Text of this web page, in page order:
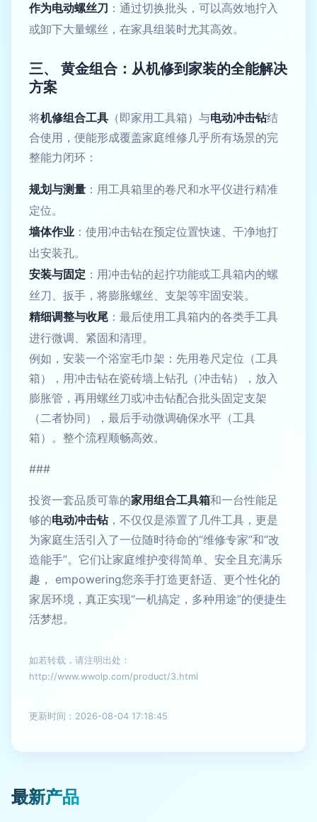
作为电动螺丝刀 ：通过切换批头，可以高效地拧入
或卸下大量螺丝，在家具组装时尤其高效。
三、 黄金组合：从机修到家装的全能解决
方案
将机修组合工具 （即家用工具箱）与电动冲击钻结
合使用，便能形成覆盖家庭维修几乎所有场景的完
整能力闭环：
规划与测量 ：用工具箱里的卷尺和水平仪进行精准
定位。
墙体作业 ：使用冲击钻在预定位置快速、干净地打
出安装孔。
安装与固定 ：用冲击钻的起拧功能或工具箱内的螺
丝刀、扳手，将膨胀螺丝、支架等牢固安装。
精细调整与收尾 ：最后使用工具箱内的各类手工具
进行微调、紧固和清理。
例如，安装一个浴室毛巾架：先用卷尺定位（工具
箱），用冲击钻在瓷砖墙上钻孔（冲击钻），放入
膨胀管，再用螺丝刀或冲击钻配合批头固定支架
（二者协同），最后手动微调确保水平（工具
箱）。整个流程顺畅高效。
###
投资一套品质可靠的家用组合工具箱和一台性能足
够的电动冲击钻，不仅仅是添置了几件工具，更是
为家庭生活引入了一位随时待命的“维修专家”和“改
造能手”。它们让家庭维护变得简单、安全且充满乐
趣， empowering您亲手打造更舒适、更个性化的
家居环境，真正实现“一机搞定，多种用途”的便捷生
活梦想。
如若转载，请注明出处：
http://www.wwolp.com/product/3.html
更新时间：2026-08-04 17:18:45
最新产品